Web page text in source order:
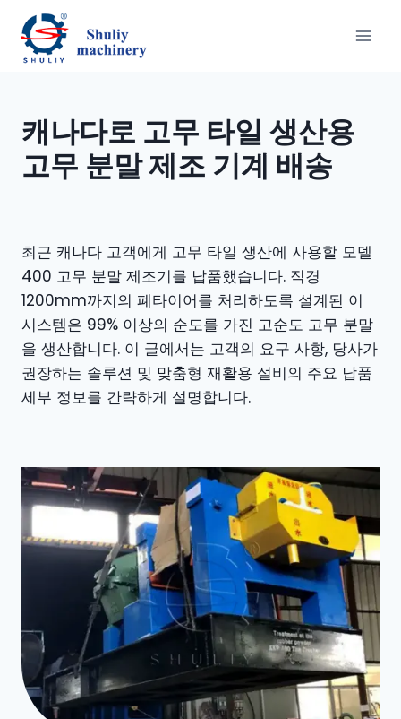
content
캐나다로 고무 타일 생산용
고무 분말 제조 기계 배송
최근 캐나다 고객에게 고무 타일 생산에 사용할 모델
400 고무 분말 제조기를 납품했습니다. 직경
1200mm까지의 폐타이어를 처리하도록 설계된 이
시스템은 99% 이상의 순도를 가진 고순도 고무 분말
을 생산합니다. 이 글에서는 고객의 요구 사항, 당사가
권장하는 솔루션 및 맞춤형 재활용 설비의 주요 납품
세부 정보를 간략하게 설명합니다.